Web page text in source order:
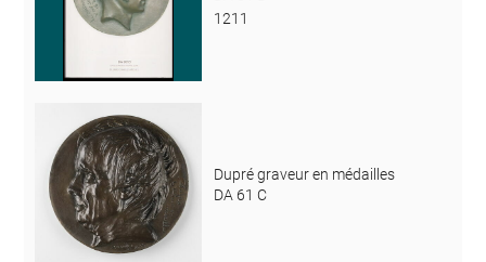
1211
Dupré graveur en médailles
DA 61 C